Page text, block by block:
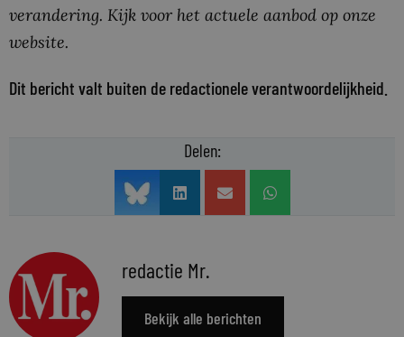
verandering. Kijk voor het actuele aanbod op onze
website.
Dit bericht valt buiten de redactionele verantwoordelijkheid.
Delen:
redactie Mr.
Bekijk alle berichten